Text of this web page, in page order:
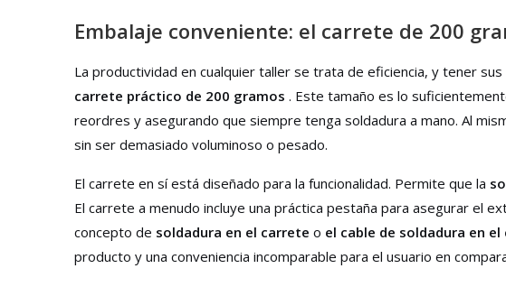
Embalaje conveniente: el carrete de 200
La productividad en cualquier taller se trata de eficiencia, y tener
carrete práctico de 200 gramos . Este tamaño es lo
reordres y asegurando que siempre tenga soldadura a mano. Al
sin ser demasiado voluminoso o pesado.
El carrete en sí está diseñado para la funcionalidad. Permite que la
El carrete a menudo incluye una práctica pestaña para asegurar el
concepto de soldadura en el carrete o el cable de soldadura en
producto y una conveniencia incomparable para el usuario en